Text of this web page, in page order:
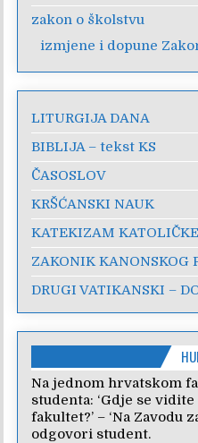
zakon o školstvu
izmjene i dopune
LITURGIJA DANA
BIBLIJA – tekst KS
ČASOSLOV
KRŠĆANSKI NAUK
KATEKIZAM
ZAKONIK KANONSKOG
DRUGI VATIKANSKI –
Na jednom hrvatskom
studenta: ‘Gdje se
fakultet?’ – ‘Na Zavodu
odgovori student.